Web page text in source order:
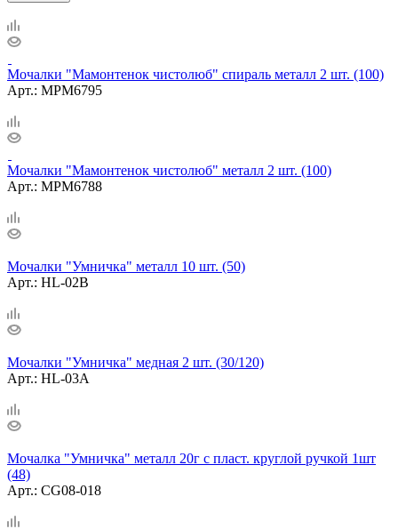
Мочалки "Мамонтенок чистолюб" спираль металл 2 шт. (100)
Арт.: MPM6795
Мочалки "Мамонтенок чистолюб" металл 2 шт. (100)
Арт.: MPM6788
Мочалки "Умничка" металл 10 шт. (50)
Арт.: HL-02B
Мочалки "Умничка" медная 2 шт. (30/120)
Арт.: HL-03A
Мочалка "Умничка" металл 20г с пласт. круглой ручкой 1шт
(48)
Арт.: CG08-018